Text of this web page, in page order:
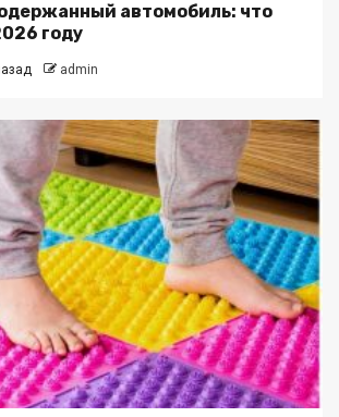
автомобиль: что
году
admin